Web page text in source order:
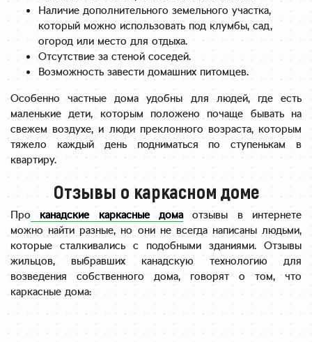
Наличие дополнительного земельного участка,
который можно использовать под клумбы, сад,
огород или место для отдыха.
Отсутствие за стеной соседей.
Возможность завести домашних питомцев.
Особенно частные дома удобны для людей, где есть
маленькие дети, которым положено почаще бывать на
свежем воздухе, и люди преклонного возраста, которым
тяжело каждый день подниматься по ступенькам в
квартиру.
Отзывы о каркасном доме
Про канадские каркасные домаотзывы в интернете
можно найти разные, но они не всегда написаны людьми,
которые сталкивались с подобными зданиями. Отзывы
жильцов, выбравших канадскую технологию для
возведения собственного дома, говорят о том, что
каркасные дома: